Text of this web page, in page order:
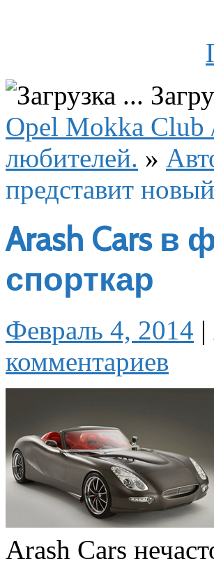
Opel Mokka Club
любителей. »
представит
Arash Cars в
спорткар
Февраль 4, 2014 |
комментариев
Arash Cars